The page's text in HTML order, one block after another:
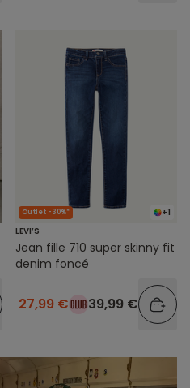
+1
Outlet -30%*
LEVI’S
Jean fille 710 super skinny fit
denim foncé
27,99 € 39,99 €